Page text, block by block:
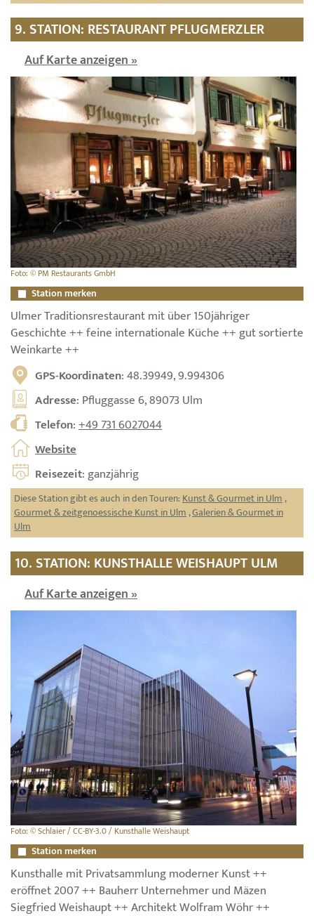
9. STATION: RESTAURANT PFLUGMERZLER
Auf Karte anzeigen »
Foto: © PM Restaurants GmbH
Station merken
Ulmer Traditionsrestaurant mit über 150jähriger
Geschichte ++ feine internationale Küche ++ gut sortierte
Weinkarte ++
GPS-Koordinaten: 48.39949, 9.994306
Adresse: Pfluggasse 6, 89073 Ulm
Telefon:+49 731 6027044
Website
Reisezeit: ganzjährig
Diese Station gibt es auch in den Touren:Kunst & Gourmet in Ulm,
Gourmet & zeitgenoessische Kunst in Ulm,Galerien & Gourmet in
Ulm
10. STATION: KUNSTHALLE WEISHAUPT ULM
Auf Karte anzeigen »
Foto: © Schlaier / CC-BY-3.0 / Kunsthalle Weishaupt
Station merken
Kunsthalle mit Privatsammlung moderner Kunst ++
eröffnet 2007 ++ Bauherr Unternehmer und Mäzen
Siegfried Weishaupt ++ Architekt Wolfram Wöhr ++